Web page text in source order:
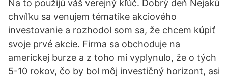
Na to použijú váš verejný kľúč. Dobrý deň Nejakú
chvíľku sa venujem tématike akciového
investovanie a rozhodol som sa, že chcem kúpiť
svoje prvé akcie. Firma sa obchoduje na
americkej burze a z toho mi vyplynulo, že o tých
5-10 rokov, čo by bol môj investičný horizont, asi